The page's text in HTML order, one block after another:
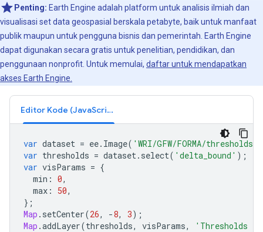
Penting: Earth Engine adalah platform untuk analisis ilmiah dan
visualisasi set data geospasial berskala petabyte, baik untuk manfaat
publik maupun untuk pengguna bisnis dan pemerintah. Earth Engine
dapat digunakan secara gratis untuk penelitian, pendidikan, dan
penggunaan nonprofit. Untuk memulai, daftar untuk mendapatkan
akses Earth Engine.
Editor Kode (JavaScript)
var dataset = ee. Image( 'WRI/GFW/FORMA/thresholds'
var thresholds = dataset. select( 'delta_bound' );
var visParams = {
min : 0,
max : 50,
};
Map . setCenter(26, -8, 3);
Map .addLayer(thresholds, visParams, 'Thresholds